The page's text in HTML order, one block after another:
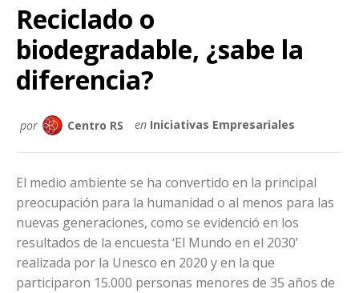
Reciclado o
biodegradable, ¿sabe la
diferencia?
por Centro RS en Iniciativas Empresariales
El medio ambiente se ha convertido en la principal
preocupación para la humanidad o al menos para las
nuevas generaciones, como se evidenció en los
resultados de la encuesta ‘El Mundo en el 2030’
realizada por la Unesco en 2020 y en la que
participaron 15.000 personas menores de 35 años de